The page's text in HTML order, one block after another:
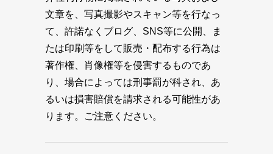
文章を、写真撮影やスキャン等を行なっ
て、許諾なくブログ、SNS等に公開、ま
たは印刷等をして販売・配布する行為は
著作権、肖像権等を侵害するものであ
り、場合によっては刑事罰が科され、あ
るいは損害賠償を請求される可能性があ
ります。ご注意ください。